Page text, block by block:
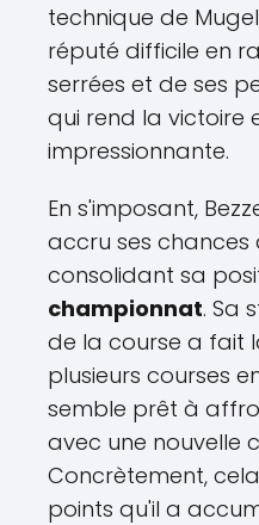
technique de
réputé difficile en
serrées et de ses
qui rend la victoire
impressionnante.
En s'imposant,
accru ses
consolidant sa
championnat. Sa
de la course a fait
plusieurs courses
semble prêt à
avec une nouvelle
Concrètement,
points qu'il a